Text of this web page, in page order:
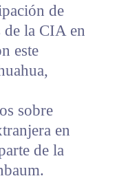
de
de la CIA en
este
sobre
en
de la